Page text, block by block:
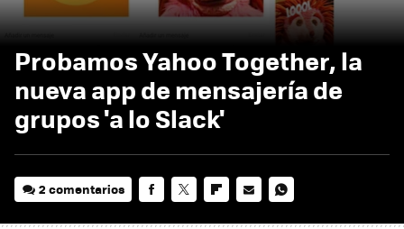
Probamos Yahoo Together, la
nueva app de mensajería de
grupos 'a lo Slack'
2 comentarios